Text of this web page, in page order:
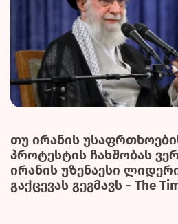
თუ ირანის
პროტესტის ჩახშობას
ირანის უზენაესი
გაქცევას გეგმავს - The